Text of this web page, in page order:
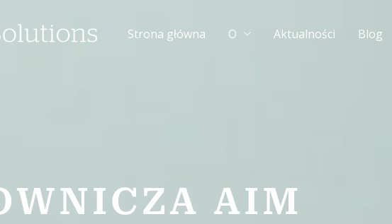
Strona główna O Aktualności Blog
AIM